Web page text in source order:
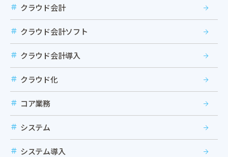
クラウド会計
クラウド会計ソフト
クラウド会計導入
クラウド化
コア業務
システム
システム導入